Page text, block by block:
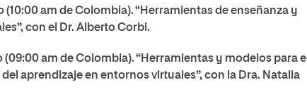
(10:00 am de Colombia). “Herramientas de enseñanza y
con el Dr. Alberto Corbi.
am de Colombia). “Herramientas y modelos para el
aprendizaje en entornos virtuales”, con la Dra. Natalia